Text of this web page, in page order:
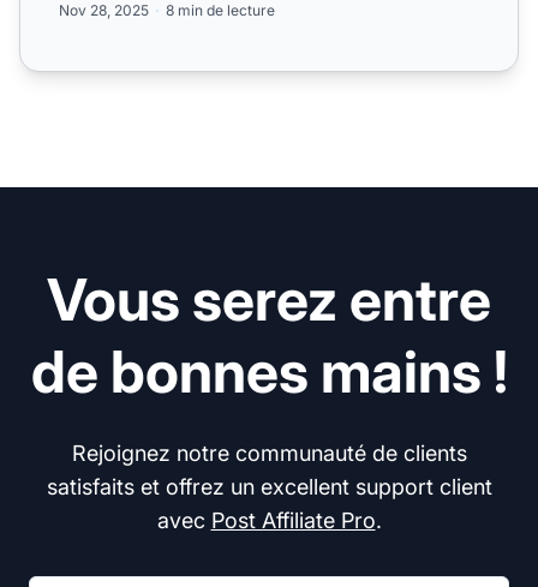
Nov 28, 2025 8 min de lecture
Vous serez entre
de bonnes mains !
Rejoignez notre communauté de clients
satisfaits et offrez un excellent support client
avec Post Affiliate Pro.